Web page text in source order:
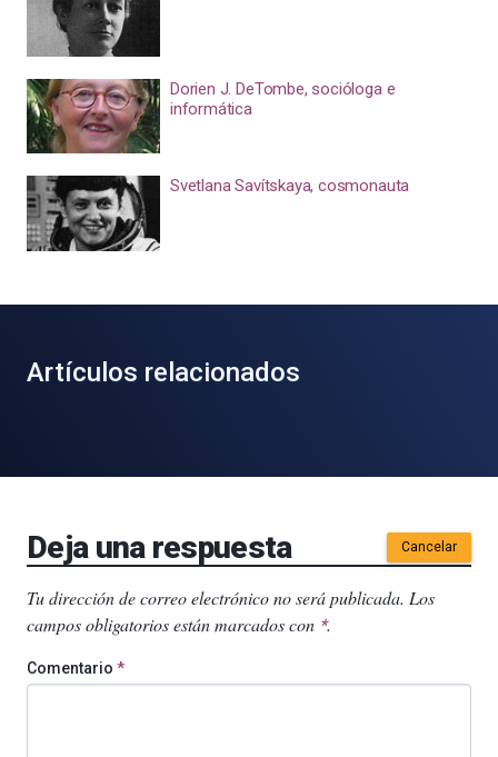
Dorien J. DeTombe, socióloga e
informática
Svetlana Savítskaya, cosmonauta
Artículos relacionados
Deja una respuesta Cancelar
Tu dirección de correo electrónico no será publicada. Los
campos obligatorios están marcados con *.
Comentario *